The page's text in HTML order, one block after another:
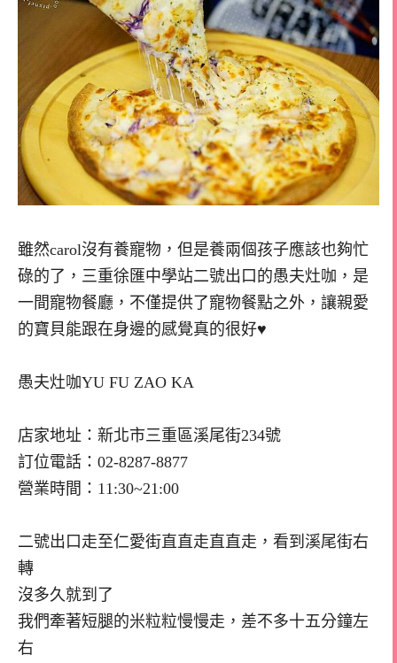
雖然carol沒有養寵物，但是養兩個孩子應該也夠忙
碌的了，三重徐匯中學站二號出口的愚夫灶咖，是
一間寵物餐廳，不僅提供了寵物餐點之外，讓親愛
的寶貝能跟在身邊的感覺真的很好♥
愚夫灶咖YU FU ZAO KA
店家地址：新北市三重區溪尾街234號
訂位電話：02-8287-8877
營業時間：11:30~21:00
二號出口走至仁愛街直直走直直走，看到溪尾街右
轉
沒多久就到了
我們牽著短腿的米粒粒慢慢走，差不多十五分鐘左
右